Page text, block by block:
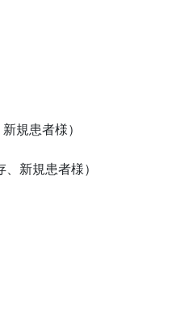
規患者様）
規患者様）